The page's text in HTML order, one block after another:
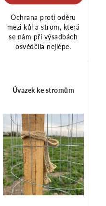
Ochrana proti oděru
mezi kůl a strom, která
se nám při výsadbách
osvědčila nejlépe.
Úvazek ke stromům